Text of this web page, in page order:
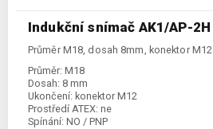
Indukční snímač AK1/AP-2H
Průměr M18, dosah 8mm, konektor M12
Průměr: M18
Dosah: 8 mm
Ukončení: konektor M12
Prostředí ATEX: ne
Spínání: NO / PNP